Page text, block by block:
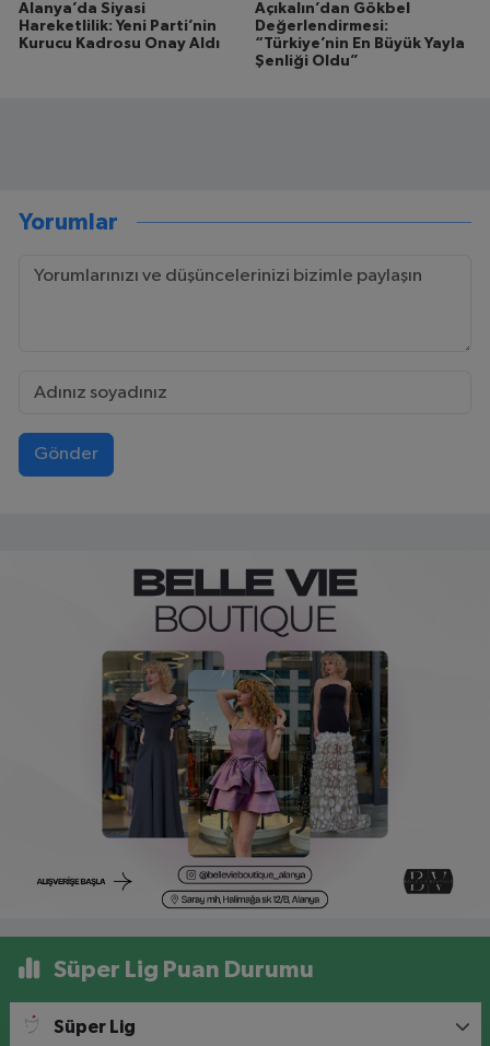
Alanya’da Siyasi
Hareketlilik: Yeni Parti’nin
Kurucu Kadrosu Onay Aldı
Açıkalın’dan Gökbel
Değerlendirmesi:
“Türkiye’nin En Büyük Yayla
Şenliği Oldu”
Yorumlar
Gönder
Süper Lig Puan Durumu
Süper Lig